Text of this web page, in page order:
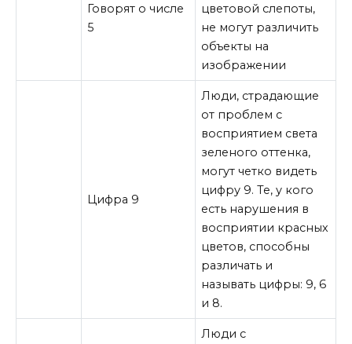
Говорят о числе
5
цветовой слепоты,
не могут различить
объекты на
изображении
Цифра 9
Люди, страдающие
от проблем с
восприятием света
зеленого оттенка,
могут четко видеть
цифру 9. Те, у кого
есть нарушения в
восприятии красных
цветов, способны
различать и
называть цифры: 9, 6
и 8.
Люди с